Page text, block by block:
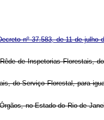
nº 37.583, de 11 de julho
de Inspetorias Florestais,
do Serviço Florestal, para
no Estado do Rio de